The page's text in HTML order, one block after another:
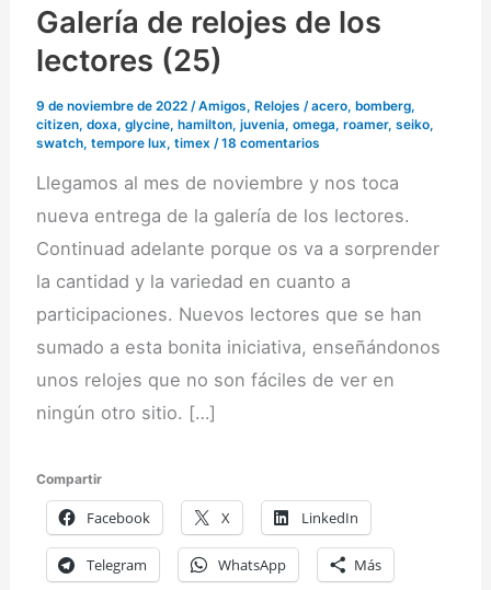
Galería de relojes de los
lectores (25)
9 de noviembre de 2022/Amigos, Relojes /acero, bomberg,
citizen,doxa,glycine, hamilton,juvenia,omega,roamer,seiko,
swatch,tempore lux,timex /18 comentarios
Llegamos al mes de noviembre y nos toca
nueva entrega de la galería de los lectores.
Continuad adelante porque os va a sorprender
la cantidad y la variedad en cuanto a
participaciones. Nuevos lectores que se han
sumado a esta bonita iniciativa, enseñándonos
unos relojes que no son fáciles de ver en
ningún otro sitio. […]
Compartir
Facebook X LinkedIn
Telegram WhatsApp Más